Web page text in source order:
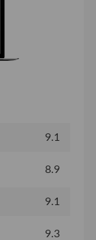
9.1
8.9
9.1
9.3